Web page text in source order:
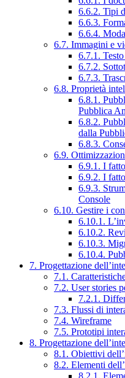
6.6.2. Tipi
6.6.3.
6.6.4.
6.7. Immagini e
6.7.1.
6.7.2.
6.7.3.
6.8. Proprietà
6.8.1.
Pubblica
6.8.2.
dalla
6.8.3.
6.9.
6.9.1. I
6.9.2. I
6.9.3.
Console
6.10. Gestire i
6.10.1.
6.10.2.
6.10.3.
6.10.4.
7. Progettazione
7.1.
7.2. User stories
7.2.1.
7.3. Flussi di
7.4. Wireframe
7.5. Prototipi
8. Progettazione
8.1. Obiettivi
8.2. Elementi
8.2.1.